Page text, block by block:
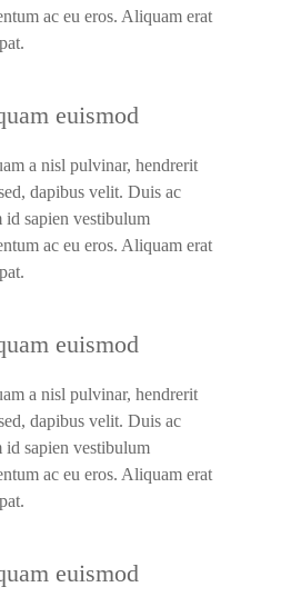
ac eu eros. Aliquam erat
euismod
a nisl pulvinar, hendrerit
dapibus velit. Duis ac
id sapien vestibulum
ac eu eros. Aliquam erat
euismod
a nisl pulvinar, hendrerit
dapibus velit. Duis ac
id sapien vestibulum
ac eu eros. Aliquam erat
euismod